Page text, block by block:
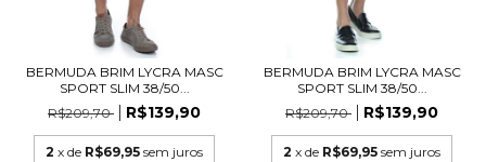
BERMUDA BRIM LYCRA MASC
SPORT SLIM 38/50...
R$209,70
R$139,90
2 x de R$69,95 sem juros
BERMUDA BRIM LYCRA MASC
SPORT SLIM 38/50...
R$209,70
R$139,90
2 x de R$69,95 sem juros